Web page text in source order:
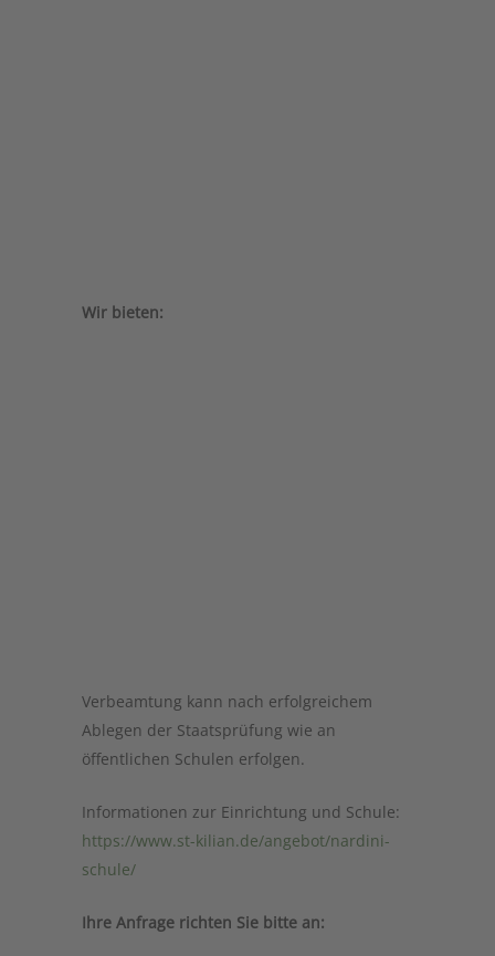
Wir bieten:
Verbeamtung kann nach erfolgreichem
Ablegen der Staatsprüfung wie an
öffentlichen Schulen erfolgen.
Informationen zur Einrichtung und Schule:
https://www.st-kilian.de/angebot/nardini-
schule/
Ihre Anfrage richten Sie bitte an: